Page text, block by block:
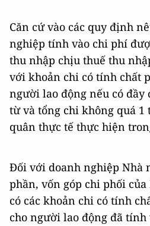
Căn cứ vào các quy định
nghiệp tính vào chi phí
thu nhập chịu thuế thu
với khoản chi có tính chất
người lao động nếu có đầy
từ và tổng chi không quá
quân thực tế thực hiện
Đối với doanh nghiệp Nhà
phần, vốn góp chi phối
có các khoản chi có tính
cho người lao động đã